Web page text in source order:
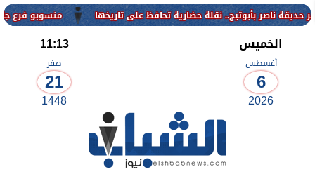
منسوبو فرع جامعة الأزهر
الخميس
أغسطس
6
2026
11:13
صفر
21
1448